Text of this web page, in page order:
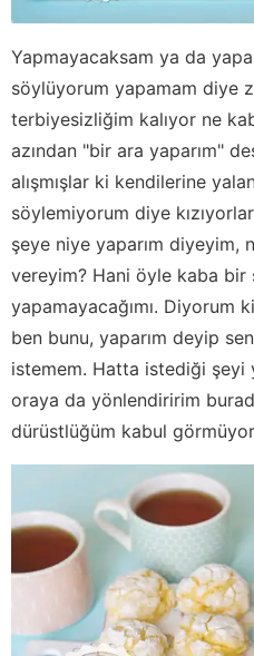
Yapmayacaksam ya da
söylüyorum yapamam diye
terbiyesizliğim kalıyor ne
azından "bir ara yaparım"
alışmışlar ki kendilerine
söylemiyorum diye
şeye niye yaparım diyeyim,
vereyim? Hani öyle kaba
yapamayacağımı. Diyorum
ben bunu, yaparım deyip
istemem. Hatta istediği
oraya da yönlendiririm
dürüstlüğüm kabul